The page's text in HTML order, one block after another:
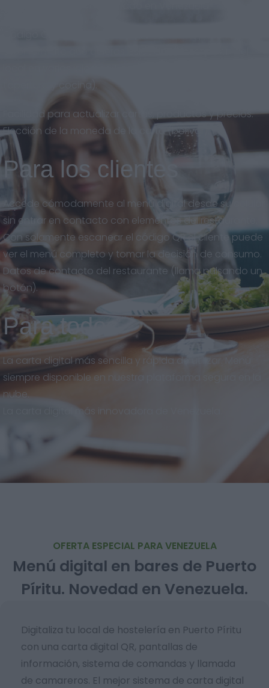
(apertura y cocina).
Facilidad para actualizar cartas, productos y precios.
Elección de la moneda de la carta (bolívar).
Para los clientes
Accede cómodamente al menú digital desde su celular
sin entrar en contacto con elementos del restaurante.
Con solamente escanear el código QR el cliente puede
ver el menú completo y tomar la decisión de consumo.
Datos de contacto del restaurante (llama pulsando un
botón).
Para todos
La carta digital más sencilla y rápida de utilizar. Menú
siempre disponible en nuestra plataforma segura en la
nube.
La carta digital más innovadora de Venezuela.
OFERTA ESPECIAL PARA VENEZUELA
Menú digital en bares de Puerto
Píritu. Novedad en Venezuela.
Digitaliza tu local de hostelería en Puerto Píritu
con una carta digital QR, pantallas de
información, sistema de comandas y llamada
de camareros. El mejor sistema de carta digital